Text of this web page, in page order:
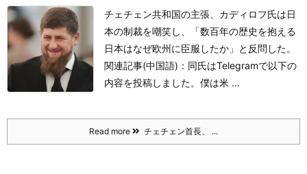
チェチェン共和国の主張、カディロフ氏は日
本の制裁を嘲笑し、「数百年の歴史を抱える
日本はなぜ欧州に臣服したか」と反問した。
関連記事(中国語)： 同氏はTelegramで以下の
内容を投稿しました。僕は米 ...
Read more チェチェン首長、 ...